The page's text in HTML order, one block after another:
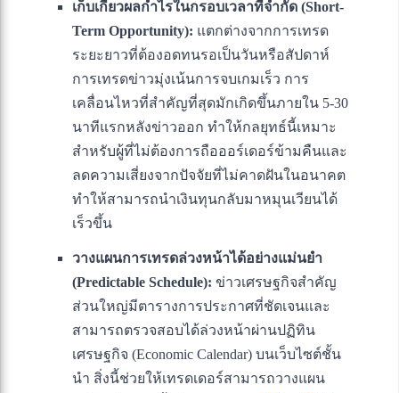
เก็บเกี่ยวผลกำไรในกรอบเวลาที่จำกัด (Short-
Term Opportunity): แตกต่างจากการเทรด
ระยะยาวที่ต้องอดทนรอเป็นวันหรือสัปดาห์
การเทรดข่าวมุ่งเน้นการจบเกมเร็ว การ
เคลื่อนไหวที่สำคัญที่สุดมักเกิดขึ้นภายใน 5-30
นาทีแรกหลังข่าวออก ทำให้กลยุทธ์นี้เหมาะ
สำหรับผู้ที่ไม่ต้องการถือออร์เดอร์ข้ามคืนและ
ลดความเสี่ยงจากปัจจัยที่ไม่คาดฝันในอนาคต
ทำให้สามารถนำเงินทุนกลับมาหมุนเวียนได้
เร็วขึ้น
วางแผนการเทรดล่วงหน้าได้อย่างแม่นยำ
(Predictable Schedule): ข่าวเศรษฐกิจสำคัญ
ส่วนใหญ่มีตารางการประกาศที่ชัดเจนและ
สามารถตรวจสอบได้ล่วงหน้าผ่านปฏิทิน
เศรษฐกิจ (Economic Calendar) บนเว็บไซต์ชั้น
นำ สิ่งนี้ช่วยให้เทรดเดอร์สามารถวางแผน